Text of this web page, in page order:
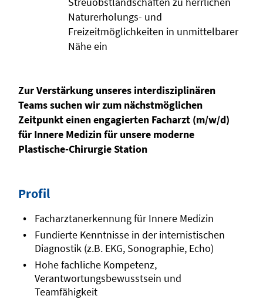
Naturerholungs- und
Freizeitmöglichkeiten in unmittelbarer
Nähe ein
Zur Verstärkung unseres interdisziplinären
Teams suchen wir zum nächstmöglichen
Zeitpunkt einen engagierten Facharzt (m/w/d)
für Innere Medizin für unsere moderne
Plastische-Chirurgie Station
Profil
Facharztanerkennung für Innere Medizin
Fundierte Kenntnisse in der internistischen
Diagnostik (z.B. EKG, Sonographie, Echo)
Hohe fachliche Kompetenz,
Verantwortungsbewusstsein und
Teamfähigkeit